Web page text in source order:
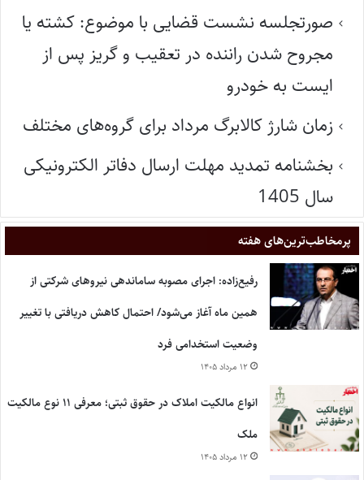
صورتجلسه نشست قضایی با موضوع: کشته یا
مجروح شدن راننده در تعقیب و گریز پس از
ایست به خودرو
زمان شارژ کالابرگ مرداد برای گروه‌های مختلف
بخشنامه تمدید مهلت ارسال دفاتر الکترونیکی
سال 1405
پر‌مخاطب‌ترین‌های هفته
رفیع‌زاده: اجرای مصوبه ساماندهی نیروهای شرکتی از
همین ماه آغاز می‌شود/ احتمال کاهش دریافتی با تغییر
وضعیت استخدامی فرد
۱۲ مرداد ۱۴۰۵
انواع مالکیت املاک در حقوق ثبتی؛ معرفی ۱۱ نوع مالکیت
ملک
۱۲ مرداد ۱۴۰۵